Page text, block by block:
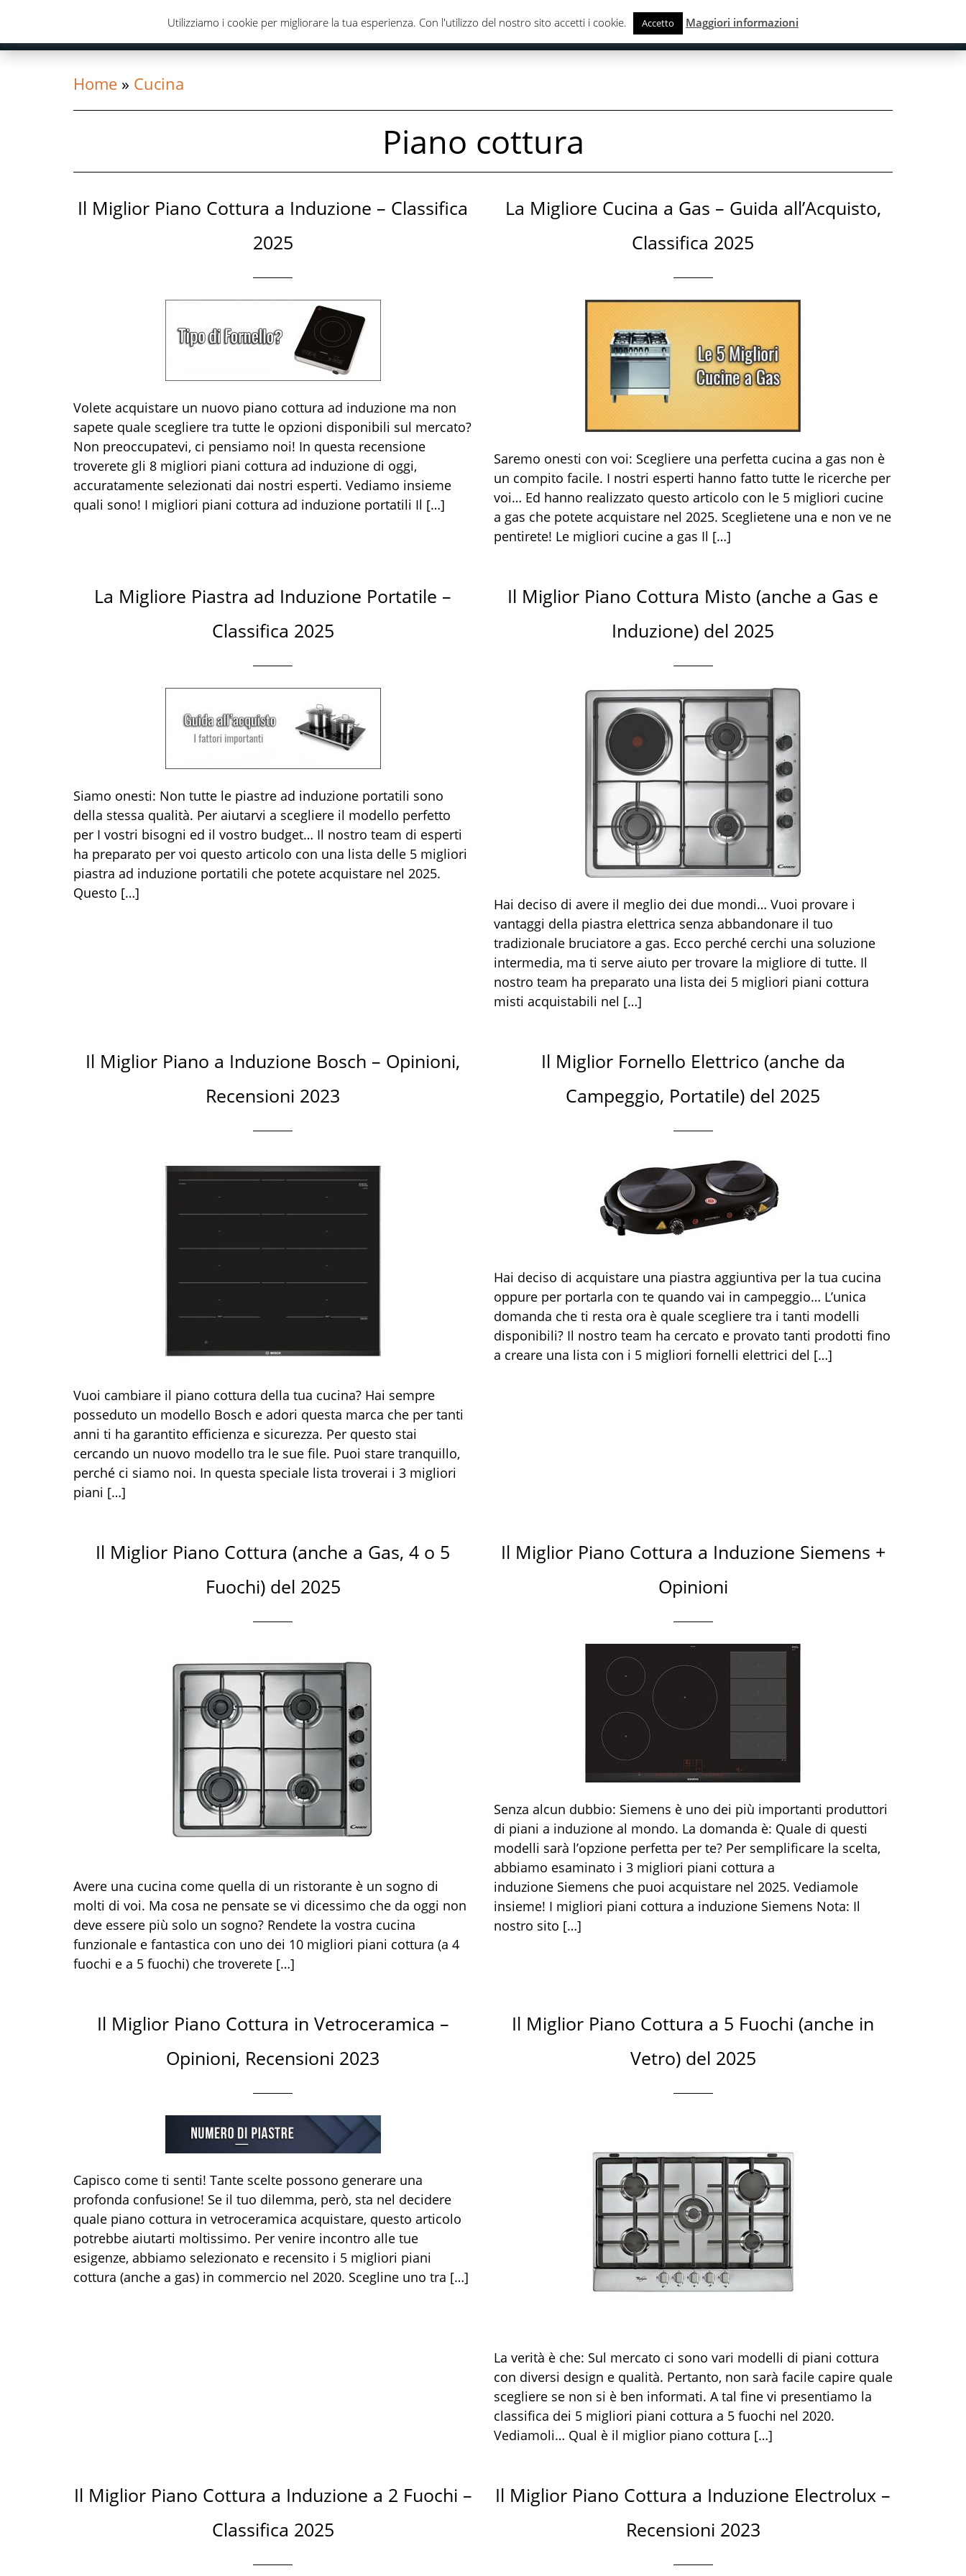
primary
navigation
content
CASA & CUCINA ELETTRONICA SALUTE & CURA DELLA PERSONA SPORT & TEMPO LIBERO
Home » Cucina
Piano cottura
Il Miglior Piano Cottura a Induzione – Classifica
2025
Volete acquistare un nuovo piano cottura ad induzione ma non
sapete quale scegliere tra tutte le opzioni disponibili sul mercato?
Non preoccupatevi, ci pensiamo noi! In questa recensione
troverete gli 8 migliori piani cottura ad induzione di oggi,
accuratamente selezionati dai nostri esperti. Vediamo insieme
quali sono! I migliori piani cottura ad induzione portatili Il […]
La Migliore Cucina a Gas – Guida all’Acquisto,
Classifica 2025
Saremo onesti con voi: Scegliere una perfetta cucina a gas non è
un compito facile. I nostri esperti hanno fatto tutte le ricerche per
voi… Ed hanno realizzato questo articolo con le 5 migliori cucine
a gas che potete acquistare nel 2025. Sceglietene una e non ve ne
pentirete! Le migliori cucine a gas Il […]
La Migliore Piastra ad Induzione Portatile –
Classifica 2025
Siamo onesti: Non tutte le piastre ad induzione portatili sono
della stessa qualità. Per aiutarvi a scegliere il modello perfetto
per I vostri bisogni ed il vostro budget… Il nostro team di esperti
ha preparato per voi questo articolo con una lista delle 5 migliori
piastra ad induzione portatili che potete acquistare nel 2025.
Questo […]
Il Miglior Piano Cottura Misto (anche a Gas e
Induzione) del 2025
Hai deciso di avere il meglio dei due mondi… Vuoi provare i
vantaggi della piastra elettrica senza abbandonare il tuo
tradizionale bruciatore a gas. Ecco perché cerchi una soluzione
intermedia, ma ti serve aiuto per trovare la migliore di tutte. Il
nostro team ha preparato una lista dei 5 migliori piani cottura
misti acquistabili nel […]
Il Miglior Piano a Induzione Bosch – Opinioni,
Recensioni 2023
Vuoi cambiare il piano cottura della tua cucina? Hai sempre
posseduto un modello Bosch e adori questa marca che per tanti
anni ti ha garantito efficienza e sicurezza. Per questo stai
cercando un nuovo modello tra le sue file. Puoi stare tranquillo,
perché ci siamo noi. In questa speciale lista troverai i 3 migliori
piani […]
Il Miglior Fornello Elettrico (anche da
Campeggio, Portatile) del 2025
Hai deciso di acquistare una piastra aggiuntiva per la tua cucina
oppure per portarla con te quando vai in campeggio… L’unica
domanda che ti resta ora è quale scegliere tra i tanti modelli
disponibili? Il nostro team ha cercato e provato tanti prodotti fino
a creare una lista con i 5 migliori fornelli elettrici del […]
Il Miglior Piano Cottura (anche a Gas, 4 o 5
Fuochi) del 2025
Avere una cucina come quella di un ristorante è un sogno di
molti di voi. Ma cosa ne pensate se vi dicessimo che da oggi non
deve essere più solo un sogno? Rendete la vostra cucina
funzionale e fantastica con uno dei 10 migliori piani cottura (a 4
fuochi e a 5 fuochi) che troverete […]
Il Miglior Piano Cottura a Induzione Siemens +
Opinioni
Senza alcun dubbio: Siemens è uno dei più importanti produttori
di piani a induzione al mondo. La domanda è: Quale di questi
modelli sarà l’opzione perfetta per te? Per semplificare la scelta,
abbiamo esaminato i 3 migliori piani cottura a
induzione Siemens che puoi acquistare nel 2025. Vediamole
insieme! I migliori piani cottura a induzione Siemens Nota: Il
nostro sito […]
Il Miglior Piano Cottura in Vetroceramica –
Opinioni, Recensioni 2023
Capisco come ti senti! Tante scelte possono generare una
profonda confusione! Se il tuo dilemma, però, sta nel decidere
quale piano cottura in vetroceramica acquistare, questo articolo
potrebbe aiutarti moltissimo. Per venire incontro alle tue
esigenze, abbiamo selezionato e recensito i 5 migliori piani
cottura (anche a gas) in commercio nel 2020. Scegline uno tra […]
Il Miglior Piano Cottura a 5 Fuochi (anche in
Vetro) del 2025
La verità è che: Sul mercato ci sono vari modelli di piani cottura
con diversi design e qualità. Pertanto, non sarà facile capire quale
scegliere se non si è ben informati. A tal fine vi presentiamo la
classifica dei 5 migliori piani cottura a 5 fuochi nel 2020.
Vediamoli… Qual è il miglior piano cottura […]
Il Miglior Piano Cottura a Induzione a 2 Fuochi –
Classifica 2025
Il Miglior Piano Cottura a Induzione Electrolux –
Recensioni 2023
Utilizziamo i cookie per migliorare la tua esperienza. Con l'utilizzo del nostro sito accetti i cookie. Accetto Maggiori informazioni